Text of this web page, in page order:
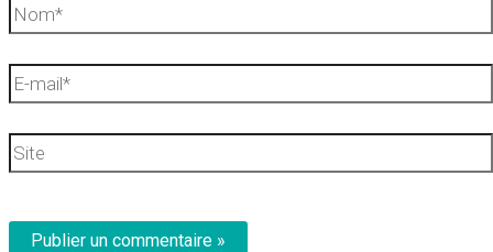
Nom*
E-
Site